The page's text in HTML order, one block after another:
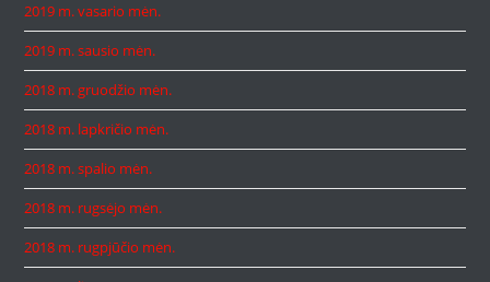
2019 m. vasario mėn.
2019 m. sausio mėn.
2018 m. gruodžio mėn.
2018 m. lapkričio mėn.
2018 m. spalio mėn.
2018 m. rugsėjo mėn.
2018 m. rugpjūčio mėn.